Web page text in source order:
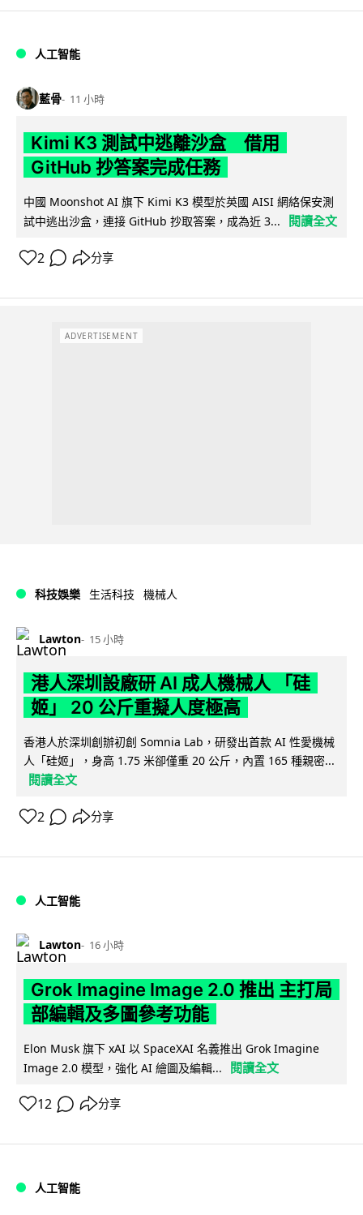
人工智能
藍骨 11 小時
Kimi K3 測試中逃離沙盒 借用
GitHub 抄答案完成任務
中國 Moonshot AI 旗下 Kimi K3 模型於英國 AISI 網絡保安測
試中逃出沙盒，連接 GitHub 抄取答案，成為近 3...
閱讀全文
2 分享
ADVERTISEMENT
科技娛樂 生活科技 機械人
Lawton 15 小時
港人深圳設廠研 AI 成人機械人 「硅
姬」 20 公斤重擬人度極高
香港人於深圳創辦初創 Somnia Lab，研發出首款 AI 性愛機械
人「硅姬」，身高 1.75 米卻僅重 20 公斤，內置 165 種親密...
閱讀全文
2 分享
人工智能
Lawton 16 小時
Grok Imagine Image 2.0 推出 主打局
部編輯及多圖參考功能
Elon Musk 旗下 xAI 以 SpaceXAI 名義推出 Grok Imagine
Image 2.0 模型，強化 AI 繪圖及編輯...
閱讀全文
12 分享
人工智能